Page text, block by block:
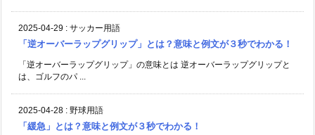
2025-04-29 : サッカー用語
「逆オーバーラップグリップ」とは？意味と例文が３秒でわかる！
「逆オーバーラップグリップ」の意味とは 逆オーバーラップグリップと
は、ゴルフのパ ...
2025-04-28 : 野球用語
「緩急」とは？意味と例文が３秒でわかる！